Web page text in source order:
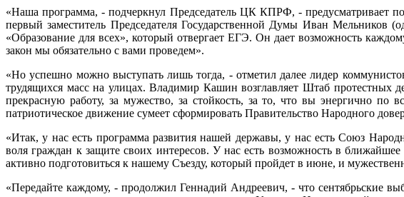
«Наша программа, - подчеркнул Председатель ЦК КПРФ, - предусматривает
первый заместитель Председателя Государственной Думы Иван Мельников
«Образование для всех», который отвергает ЕГЭ. Он дает возможность
закон мы обязательно с вами проведем».
«Но успешно можно выступать лишь тогда, - отметил далее лидер
трудящихся масс на улицах. Владимир Кашин возглавляет Штаб протестных
прекрасную работу, за мужество, за стойкость, за то, что вы энергично по
патриотическое движение сумеет сформировать Правительство Народного
«Итак, у нас есть программа развития нашей державы, у нас есть Союз
воля граждан к защите своих интересов. У нас есть возможность в
активно подготовиться к нашему Съезду, который пройдет в июне, и
«Передайте каждому, - продолжил Геннадий Андреевич, - что сентябрьские